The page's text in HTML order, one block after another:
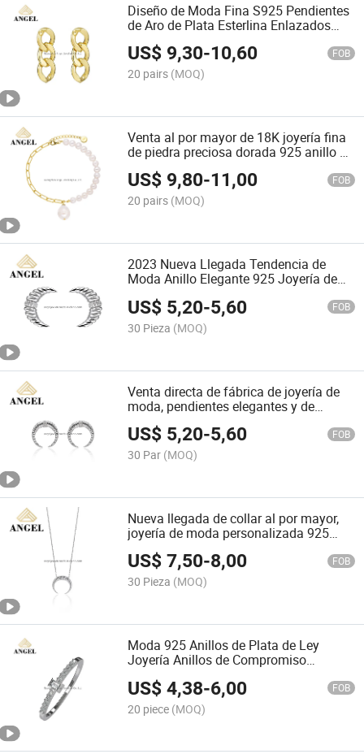
Diseño de Moda Fina S925 Pendientes
de Aro de Plata Esterlina Enlazados
Joyería de Moda
US$ 9,30-10,60 FOB
20 pairs (MOQ)
Venta al por mayor de 18K joyería fina
de piedra preciosa dorada 925 anillo de
plata esterlina, aretes de perla de agua
dulce, pulsera, collares, conjunto de
joyería de moda
US$ 9,80-11,00 FOB
20 pairs (MOQ)
2023 Nueva Llegada Tendencia de
Moda Anillo Elegante 925 Joyería de
Pendiente de Personalidad Conjunto de
Collar de Moda al por Mayor Joyería
para Niñas
US$ 5,20-5,60 FOB
30 Pieza (MOQ)
Venta directa de fábrica de joyería de
moda, pendientes elegantes y de
tendencia de plata esterlina chapada
en oro para mujeres con personalidad
925
US$ 5,20-5,60 FOB
30 Par (MOQ)
Nueva llegada de collar al por mayor,
joyería de moda personalizada 925
conjunto de joyería de plata esterlina
con CZ AAA para niñas
US$7,50-8,00 FOB
30 Pieza (MOQ)
Moda 925 Anillos de Plata de Ley
Joyería Anillos de Compromiso
US$4,38-6,00 FOB
20 piece (MOQ)